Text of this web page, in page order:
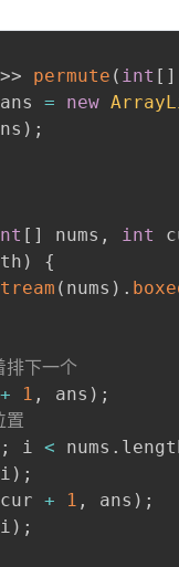
>> permute ( int [ ]
ans = new
) ;
[ ] nums , int
)
{
( nums ) .
下一个
+ 1 , ans ) ;
置
; i < nums .
i ) ;
cur + 1 , ans ) ;
i ) ;